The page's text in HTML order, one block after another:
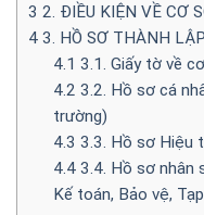
3 2. ĐIỀU KIỆN VỀ CƠ
4 3. HỒ SƠ THÀNH
4.1 3.1. Giấy tờ về
4.2 3.2. Hồ sơ cá
trường)
4.3 3.3. Hồ sơ Hiệu
4.43.4. Hồ sơ nhân
Kế toán, Bảo vệ,